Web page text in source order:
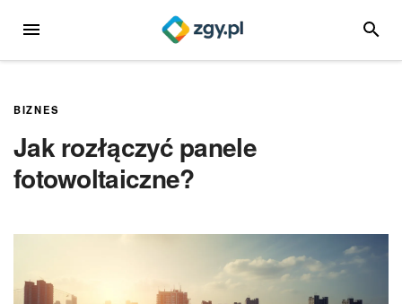
MENU
BIZNES
Jak rozłączyć panele
fotowoltaiczne?